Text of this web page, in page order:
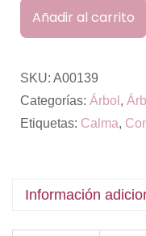
Añadir al carrito
SKU: A00139
Categorías: Árbol ,
Etiquetas: Calma,
Información